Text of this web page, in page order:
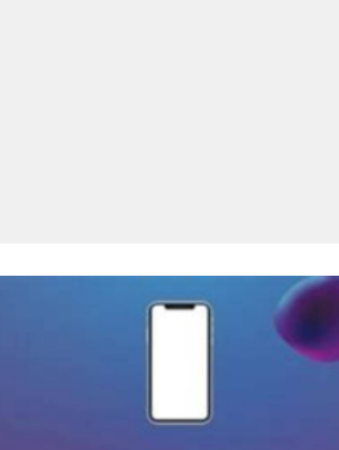
Aplikasi Laptop Windows 10: Solusi
Power Window Universal: Solusi Praktis
Foto Grup Wa: Cara Mudah Membuat